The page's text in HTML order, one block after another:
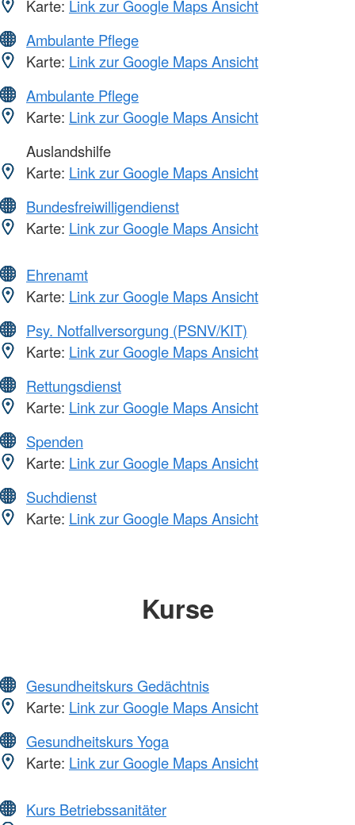
Karte: Link zur Google Maps Ansicht
Ambulante Pflege
Karte: Link zur Google Maps Ansicht
Ambulante Pflege
Karte: Link zur Google Maps Ansicht
Auslandshilfe
Karte: Link zur Google Maps Ansicht
Bundesfreiwilligendienst
Karte: Link zur Google Maps Ansicht
Ehrenamt
Karte: Link zur Google Maps Ansicht
Psy. Notfallversorgung (PSNV/KIT)
Karte: Link zur Google Maps Ansicht
Rettungsdienst
Karte: Link zur Google Maps Ansicht
Spenden
Karte: Link zur Google Maps Ansicht
Suchdienst
Karte: Link zur Google Maps Ansicht
Kurse
Gesundheitskurs Gedächtnis
Karte: Link zur Google Maps Ansicht
Gesundheitskurs Yoga
Karte: Link zur Google Maps Ansicht
Kurs Betriebssanitäter